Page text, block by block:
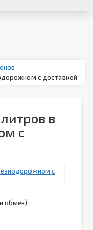
с доставкой
в
с
обмен)